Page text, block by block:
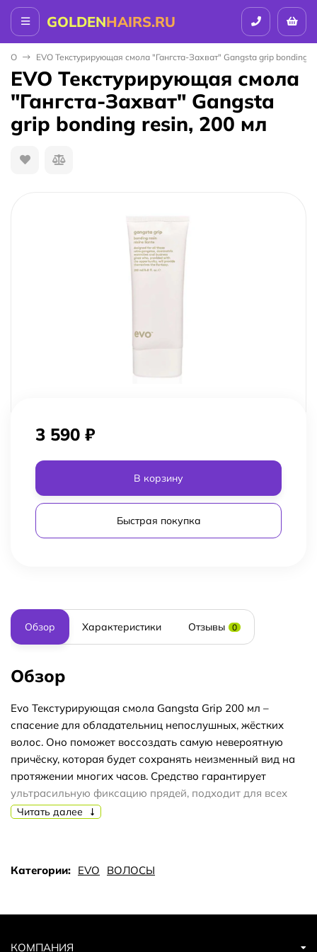
GOLDENHAIRS.RU
EVO EVO Текстурирующая смола "Гангста-Захват" Gangsta grip bonding
EVO Текстурирующая смола
"Гангста-Захват" Gangsta
grip bonding resin, 200 мл
3 590 ₽
В корзину
Быстрая покупка
Обзор Характеристики Отзывы 0
Обзор
Evo Текстурирующая смола Gangsta Grip 200 мл –
спасение для обладательниц непослушных, жёстких
волос. Оно поможет воссоздать самую невероятную
причёску, которая будет сохранять неизменный вид на
протяжении многих часов. Средство гарантирует
ультрасильную фиксацию прядей, подходит для всех
типов волос. Текстура многофункциональной смолы не
пластичными, послушными. Средство незаменимо для
арсенале для домашнего пользования. Также оно
аллергии. Gangsta grip bonding resin/[Гангста-Захват]
Читать далее
Категории: EVO ВОЛОСЫ
КОМПАНИЯ